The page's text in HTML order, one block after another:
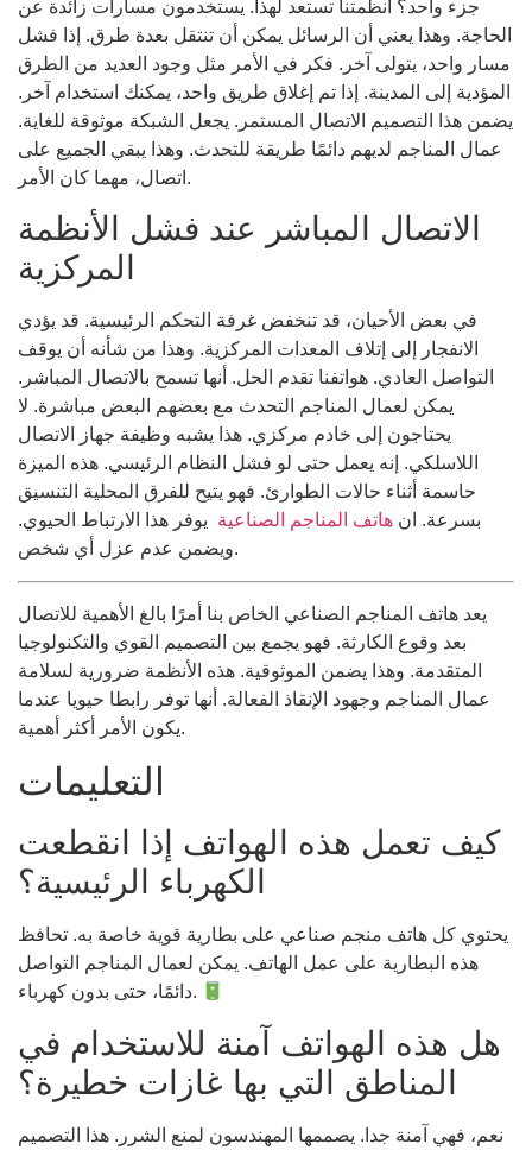
جزء واحد؟ أنظمتنا تستعد لهذا. يستخدمون مسارات زائدة عن
الحاجة. وهذا يعني أن الرسائل يمكن أن تنتقل بعدة طرق. إذا فشل
مسار واحد، يتولى آخر. فكر في الأمر مثل وجود العديد من الطرق
المؤدية إلى المدينة. إذا تم إغلاق طريق واحد، يمكنك استخدام آخر.
يضمن هذا التصميم الاتصال المستمر. يجعل الشبكة موثوقة للغاية.
عمال المناجم لديهم دائمًا طريقة للتحدث. وهذا يبقي الجميع على
اتصال، مهما كان الأمر.
الاتصال المباشر عند فشل الأنظمة
المركزية
في بعض الأحيان، قد تنخفض غرفة التحكم الرئيسية. قد يؤدي
الانفجار إلى إتلاف المعدات المركزية. وهذا من شأنه أن يوقف
التواصل العادي. هواتفنا تقدم الحل. أنها تسمح بالاتصال المباشر.
يمكن لعمال المناجم التحدث مع بعضهم البعض مباشرة. لا
يحتاجون إلى خادم مركزي. هذا يشبه وظيفة جهاز الاتصال
اللاسلكي. إنه يعمل حتى لو فشل النظام الرئيسي. هذه الميزة
حاسمة أثناء حالات الطوارئ. فهو يتيح للفرق المحلية التنسيق
بسرعة. ان هاتف المناجم الصناعية يوفر هذا الارتباط الحيوي.
ويضمن عدم عزل أي شخص.
يعد هاتف المناجم الصناعي الخاص بنا أمرًا بالغ الأهمية للاتصال
بعد وقوع الكارثة. فهو يجمع بين التصميم القوي والتكنولوجيا
المتقدمة. وهذا يضمن الموثوقية. هذه الأنظمة ضرورية لسلامة
عمال المناجم وجهود الإنقاذ الفعالة. أنها توفر رابطا حيويا عندما
يكون الأمر أكثر أهمية.
التعليمات
كيف تعمل هذه الهواتف إذا انقطعت
الكهرباء الرئيسية؟
يحتوي كل هاتف منجم صناعي على بطارية قوية خاصة به. تحافظ
هذه البطارية على عمل الهاتف. يمكن لعمال المناجم التواصل
دائمًا، حتى بدون كهرباء.
هل هذه الهواتف آمنة للاستخدام في
المناطق التي بها غازات خطيرة؟
نعم، فهي آمنة جدا. يصممها المهندسون لمنع الشرر. هذا التصميم